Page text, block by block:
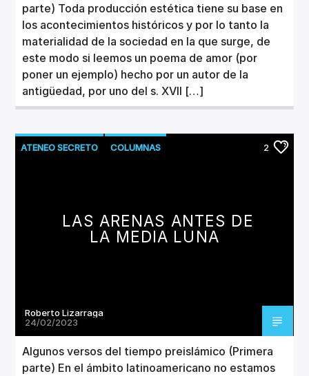
parte) Toda producción estética tiene su base en
los acontecimientos históricos y por lo tanto la
materialidad de la sociedad en la que surge, de
este modo si leemos un poema de amor (por
poner un ejemplo) hecho por un autor de la
antigüedad, por uno del s. XVII […]
ATENEO SECRETO COLUMNAS 2
LAS ARENAS ANTES DE
LA MEDIA LUNA
Roberto Lizarraga
24/02/2023
Algunos versos del tiempo preislámico (Primera
parte) En el ámbito latinoamericano no estamos